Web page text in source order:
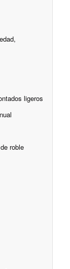
ligeros
roble